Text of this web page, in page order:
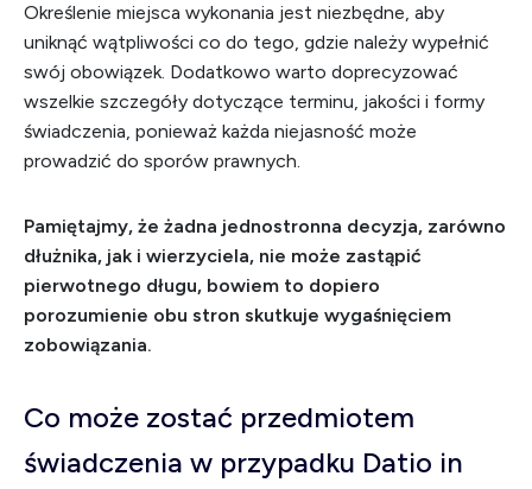
Określenie miejsca wykonania jest niezbędne, aby
uniknąć wątpliwości co do tego, gdzie należy wypełnić
swój obowiązek. Dodatkowo warto doprecyzować
wszelkie szczegóły dotyczące terminu, jakości i formy
świadczenia, ponieważ każda niejasność może
prowadzić do sporów prawnych.
Pamiętajmy, że żadna jednostronna decyzja, zarówno
dłużnika, jak i wierzyciela, nie może zastąpić
pierwotnego długu, bowiem to dopiero
porozumienie obu stron skutkuje wygaśnięciem
zobowiązania.
Co może zostać przedmiotem
świadczenia w przypadku Datio in